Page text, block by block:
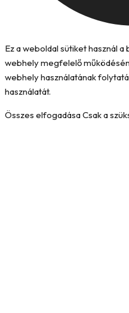
Ez a weboldal sütiket használ
webhely megfelelő
webhely használatának
használatát.
Összes elfogadásaCsak a